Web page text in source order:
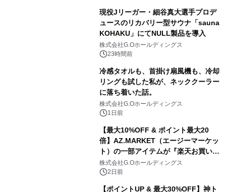
現役Jリーガー・細谷真大選手プロデ
ュースのリカバリー型サウナ「sauna
KOHAKU」にてNULL製品を導入
株式会社G.Oホールディングス
23時間前
冷感タオルも、首掛け扇風機も、冷却
リングも試した私が、ネッククーラー
に落ち着いた話。
株式会社G.Oホールディングス
1日前
【最大10%OFF & ポイント最大20
倍】AZ.MARKET（エージーマーケッ
ト）の一部アイテムが『楽天お買い物
マラソン』でお得に！
株式会社G.Oホールディングス
2日前
【ポイントUP & 最大30%OFF】神ト